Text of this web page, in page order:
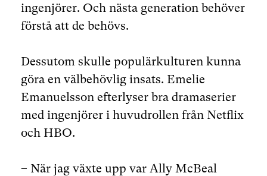
ingenjörer. Och nästa generation behöver
förstå att de behövs.
Dessutom skulle populärkulturen kunna
göra en välbehövlig insats. Emelie
Emanuelsson efterlyser bra dramaserier
med ingenjörer i huvudrollen från Netflix
och HBO.
– När jag växte upp var Ally McBeal